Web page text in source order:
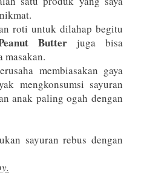
roti untuk dilahap begitu
Butterjuga bisa
masakan.
membiasakan gaya
mengkonsumsi sayuran
anak paling ogah dengan
sayuran rebus dengan